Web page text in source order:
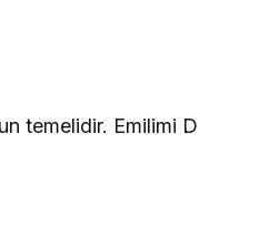
temelidir. Emilimi D